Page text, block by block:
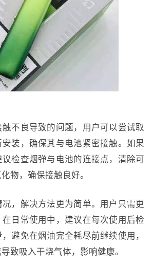
不良导致的问题，用户可以尝试取
装，确保其与电池紧密接触。如果
检查烟弹与电池的连接点，清除可
物，确保接触良好。
，解决方法更为简单。用户只需更
日常使用中，建议在每次使用后检
避免在烟油完全耗尽前继续使用，
致吸入干烧气体，影响健康。